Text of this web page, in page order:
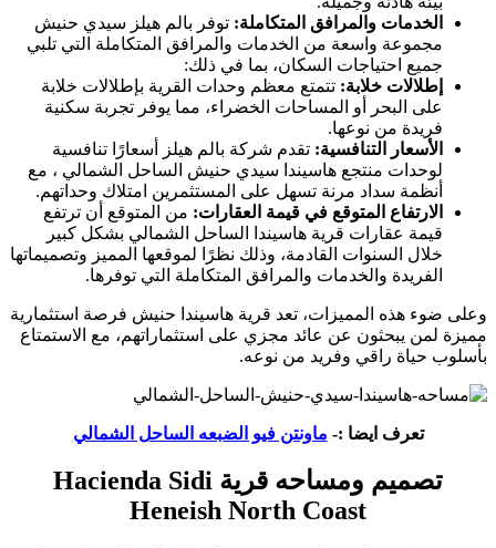
الخدمات والمرافق المتكاملة: توفر بالم هيلز سيدي حنيش
مجموعة واسعة من الخدمات والمرافق المتكاملة التي تلبي
جميع احتياجات السكان، بما في ذلك:
إطلالات خلابة: تتمتع معظم وحدات القرية بإطلالات خلابة
على البحر أو المساحات الخضراء، مما يوفر تجربة سكنية
فريدة من نوعها.
الأسعار التنافسية: تقدم شركة بالم هيلز أسعارًا تنافسية
لوحدات منتجع هاسيندا سيدي حنيش الساحل الشمالي ، مع
أنظمة سداد مرنة تسهل على المستثمرين امتلاك وحداتهم.
الارتفاع المتوقع في قيمة العقارات: من المتوقع أن ترتفع
قيمة عقارات قرية هاسيندا الساحل الشمالي بشكل كبير
خلال السنوات القادمة، وذلك نظرًا لموقعها المميز وتصميماتها
الفريدة والخدمات والمرافق المتكاملة التي توفرها.
وعلى ضوء هذه المميزات، تعد قرية هاسيندا حنيش فرصة استثمارية
مميزة لمن يبحثون عن عائد مجزي على استثماراتهم، مع الاستمتاع
بأسلوب حياة راقي وفريد من نوعه.
تعرف ايضا :- ماونتن فيو الضبعه الساحل الشمالي
تصميم ومساحه قرية Hacienda Sidi
Heneish North Coast